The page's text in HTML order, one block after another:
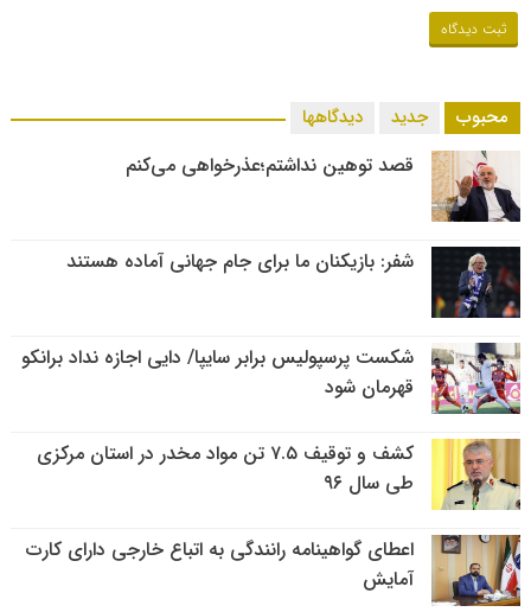
محبوب جدید دیدگاهها
قصد توهین نداشتم؛عذرخواهی می‌کنم
شفر: بازیکنان ما برای جام جهانی آماده هستند
شکست پرسپولیس برابر سایپا/ دایی اجازه نداد برانکو
قهرمان شود
کشف و توقیف ۷.۵ تن مواد مخدر در استان مرکزی
طی سال ۹۶
اعطای گواهینامه رانندگی به اتباع خارجی دارای کارت
آمایش